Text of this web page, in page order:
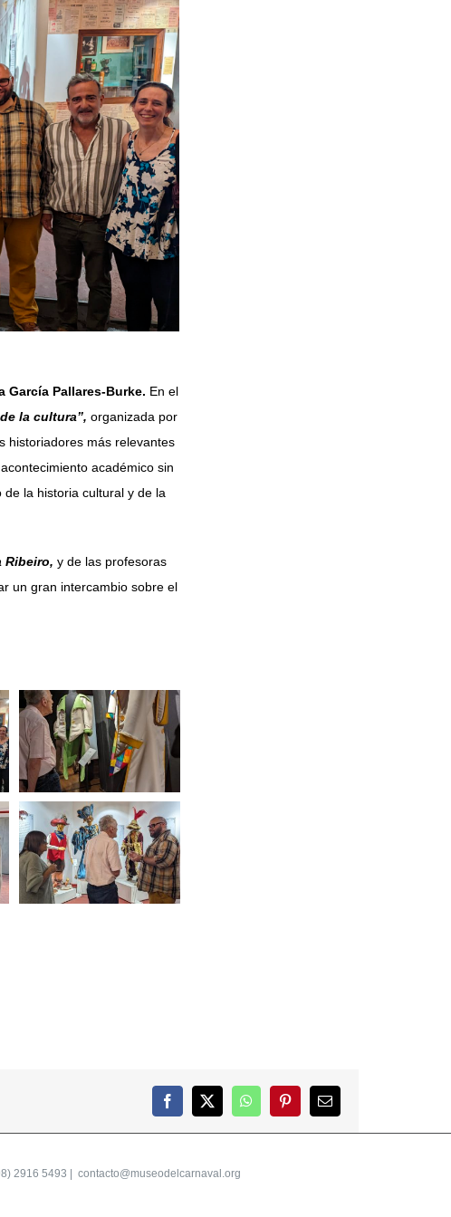
García Pallares-Burke. En el
la cultura”, organizada por
historiadores más relevantes
académico sin
la historia cultural y de la
Ribeiro, y de las profesoras
un gran intercambio sobre el
Facebook
X WhatsAppPinterestCorreo
2916 5493 | contacto@museodelcarnaval.org